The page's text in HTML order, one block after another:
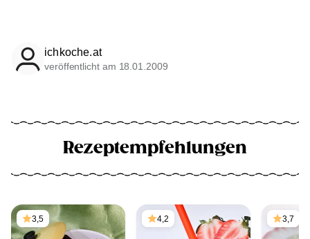
ichkoche.at
veröffentlicht am 18.01.2009
Rezeptempfehlungen
3,5 4,2 3,7